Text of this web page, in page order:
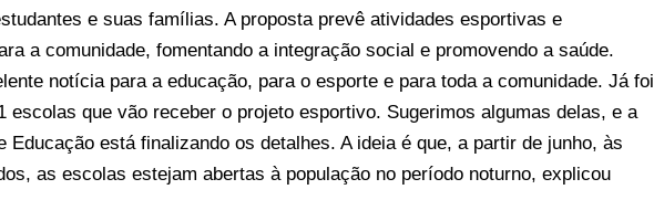
e suas famílias. A proposta prevê atividades esportivas e
a comunidade, fomentando a integração social e promovendo a saúde.
notícia para a educação, para o esporte e para toda a comunidade. Já foi
escolas que vão receber o projeto esportivo. Sugerimos algumas delas, e a
Educação está finalizando os detalhes. A ideia é que, a partir de junho, às
as escolas estejam abertas à população no período noturno, explicou